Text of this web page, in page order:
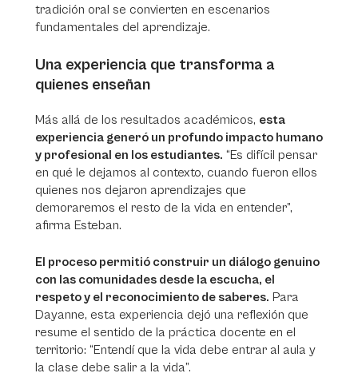
tradición oral se convierten en escenarios
fundamentales del aprendizaje.
Una experiencia que transforma a
quienes enseñan
Más allá de los resultados académicos, esta
experiencia generó un profundo impacto humano
y profesional en los estudiantes. “Es difícil pensar
en qué le dejamos al contexto, cuando fueron ellos
quienes nos dejaron aprendizajes que
demoraremos el resto de la vida en entender”,
afirma Esteban.
El proceso permitió construir un diálogo genuino
con las comunidades desde la escucha, el
respeto y el reconocimiento de saberes. Para
Dayanne, esta experiencia dejó una reflexión que
resume el sentido de la práctica docente en el
territorio: “Entendí que la vida debe entrar al aula y
la clase debe salir a la vida”.